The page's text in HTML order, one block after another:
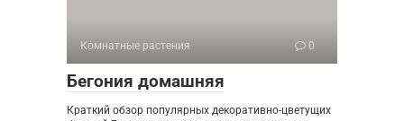
Комнатные растения 0
Бегония домашняя
Краткий обзор популярных декоративно-цветущих